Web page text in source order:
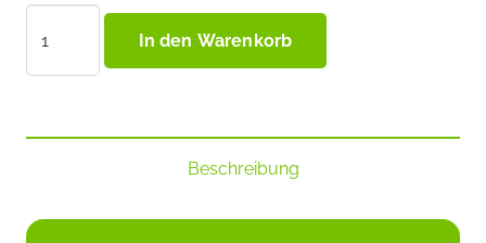
Drückjagd
10:
19.12.2025
Jagdtag)
In den Warenkorb
Beschreibung